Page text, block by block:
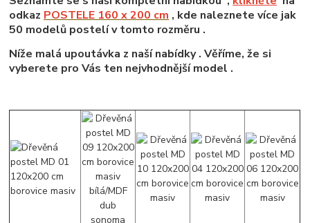
odkaz POSTELE 160 x 200 cm , kde naleznete více jak
50 modelů postelí v tomto rozměru .
Níže malá upoutávka z naší nabídky . Věříme, že si
vyberete pro Vás ten nejvhodnější model .